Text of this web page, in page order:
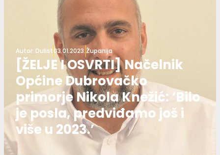
Autor: Dulist03.01.2023.Županija
[ŽELJE I OSVRTI] Načelnik
Općine Dubrovačko
primorje Nikola Knežić: ‘Bilo
je posla, predviđamo još i
više u 2023.’